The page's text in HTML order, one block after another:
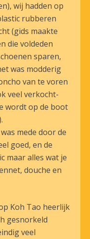
wij hadden op
rubberen
(gids maakte
die voldeden
sparen,
was modderig
van te voren
veel verkocht-
wordt op de boot
mede door de
goed, en de
maar alles wat je
douche en
Koh Tao heerlijk
gesnorkeld
veel